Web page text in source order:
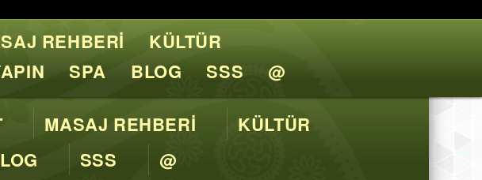
Tavsiyeler
MASAJ REHBERİ
KÜLTÜR
SSS @
REHBERİ
KÜLTÜR
SPA BLOG SSS @